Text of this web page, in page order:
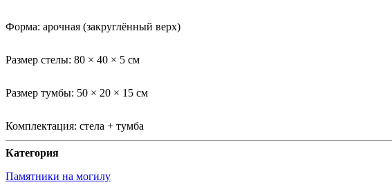
Форма: арочная (закруглённый верх)
Размер стелы: 80 × 40 × 5 см
Размер тумбы: 50 × 20 × 15 см
Комплектация: стела + тумба
Категория
Памятники на могилу